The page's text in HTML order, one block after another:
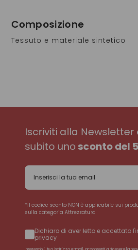
Composizione
Tessuto e materiale sintetico
Iscriviti alla Newsletter
subito unosconto del
*Il codice sconto NON è applicabile sui
sulla categoria Attrezzatura
Dichiaro di aver letto e accettato
privacy